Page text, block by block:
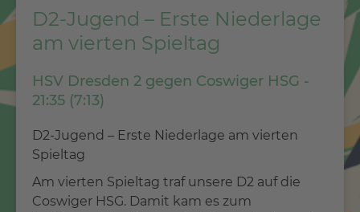
D2-Jugend – Erste Niederlage
am vierten Spieltag
HSV Dresden 2 gegen Coswiger HSG -
21:35 (7:13)
D2-Jugend – Erste Niederlage am vierten
Spieltag
Am vierten Spieltag traf unsere D2 auf die
Coswiger HSG. Damit kam es zum